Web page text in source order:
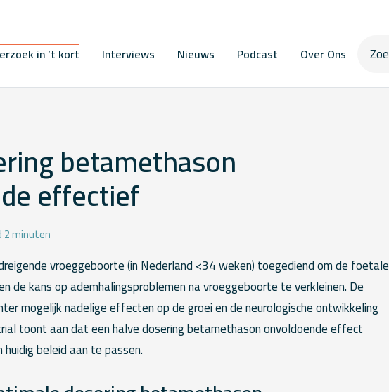
in ’t kort Interviews Nieuws Podcast Over Ons
betamethason
effectief
2 minuten
vroeggeboorte (in Nederland <34 weken) toegediend om de foetale
de kans op ademhalingsproblemen na vroeggeboorte te verkleinen. De
mogelijk nadelige effecten op de groei en de neurologische ontwikkeling
toont aan dat een halve dosering betamethason onvoldoende effect
beleid aan te passen.